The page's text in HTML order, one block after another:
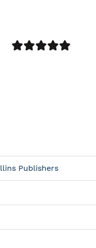
Publishers